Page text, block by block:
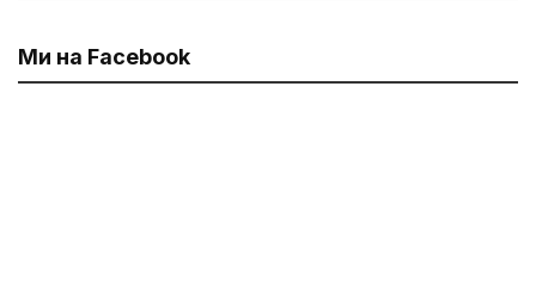
Ми на Facebook